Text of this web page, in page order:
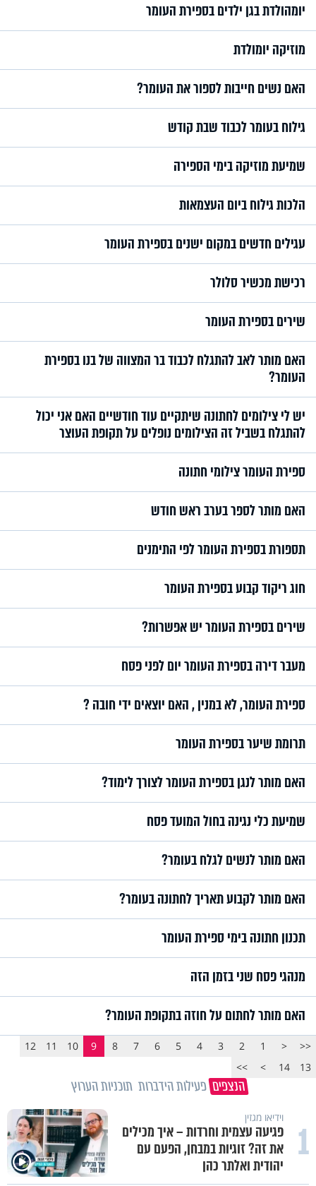
יומהולדת בגן ילדים בספירת העומר
מוזיקה יומולדת
האם נשים חייבות לספור את העומר?
גילוח בעומר לכבוד שבת קודש
שמיעת מוזיקה בימי הספירה
הלכות גילוח ביום העצמאות
עגילים חדשים במקום ישנים בספירת העומר
רכישת מכשיר סלולר
שירים בספירת העומר
האם מותר לאב להתגלח לכבוד בר המצווה של בנו בספירת
העומר?
יש לי צילומים לחתונה שיתקיים עוד חודשיים האם אני יכול
להתגלח בשביל זה הצילומים נופלים על תקופת העוצר
ספירת העומר צילומי חתונה
האם מותר לספר בערב ראש חודש
תספורת בספירת העומר לפי התימנים
חוג ריקוד קבוע בספירת העומר
שירים בספירת העומר יש אפשרות?
מעבר דירה בספירת העומר יום לפני פסח
ספירת העומר, לא במנין , האם יוצאים ידי חובה ?
תרומת שיער בספירת העומר
האם מותר לנגן בספירת העומר לצורך לימוד?
שמיעת כלי נגינה בחול המועד פסח
האם מותר לנשים לגלח בעומר?
האם מותר לקבוע תאריך לחתונה בעומר?
תכנון חתונה בימי ספירת העומר
מנהגי פסח שני בזמן הזה
האם מותר לחתום על חוזה בתקופת העומר?
<<
<
1
2
3
4
5
6
7
8
9
10
11
12
13
14
>
>>
הנצפים פעילות הידברות תוכניות הערוץ
1 וידיאו מגזין
פגיעה עצמית וחרדות – איך מכילים
את זה? זוגיות במבחן, הפעם עם
יהודית ואלתר כהן